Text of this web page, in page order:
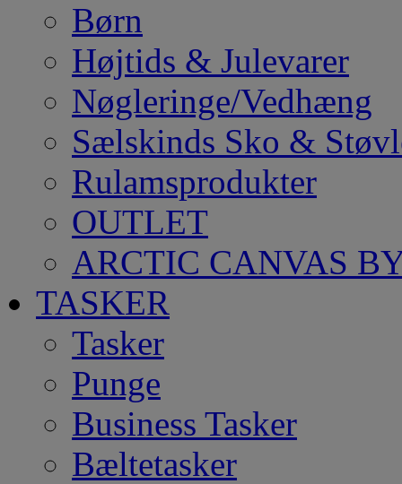
Børn
Højtids & Julevarer
Nøgleringe/Vedhæng
Sælskinds Sko &
Rulamsprodukter
OUTLET
ARCTIC CANVAS
TASKER
Tasker
Punge
Business Tasker
Bæltetasker